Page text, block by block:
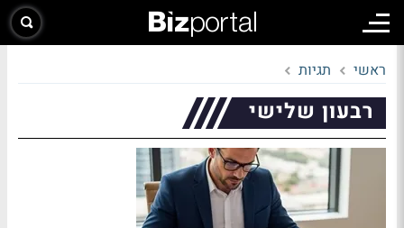
ראשי תגיות
רבעון שלישי